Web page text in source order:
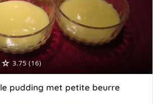
3.75 (16)
pudding met petite beurre